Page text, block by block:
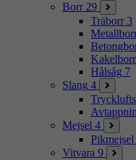
Borr 29
Träborr 3
Kakelborr
Hålsåg 7
Slang 4
Mejsel 4
Pikmejsel
Vitvara 9